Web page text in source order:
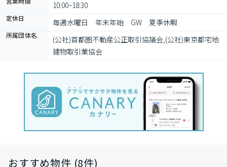
10:00~18:30
定休日 毎週水曜日　年末年始　GW　夏季休暇
所属団体名
(公社)首都圏不動産公正取引協議会,(公社)東京都宅地
建物取引業協会
おすすめ物件 (8件)